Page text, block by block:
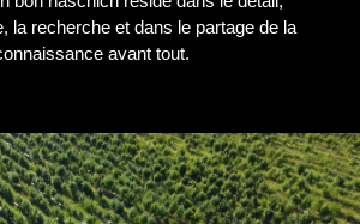
la recherche et dans le partage de la
avant tout.